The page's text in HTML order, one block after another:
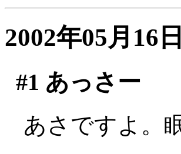
2002年05月16
#1 あっさー
あさですよ。